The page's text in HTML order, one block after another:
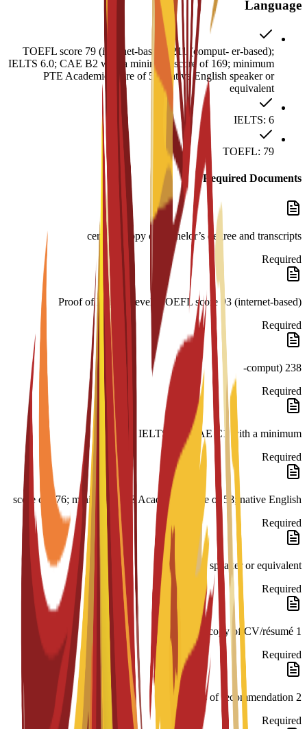
Language
TOEFL score 79 (internet-based), 211 (comput- er-based);
IELTS 6.0; CAE B2 with a minimum score of 169; minimum
PTE Academic score of 51; native English speaker or
equivalent
IELTS: 6
TOEFL: 79
Required Documents
certified copy of bachelor’s degree and transcripts
Required
Proof of English level: TOEFL score 93 (internet-based)
Required
238 (comput-
Required
er-based); IELTS 6.5; CAE C1 with a minimum
Required
score of 176; minimum PTE Academic Score of 58; native English
Required
speaker or equivalent
Required
1 copy of CV/résumé
Required
2 letters of recommendation
Required